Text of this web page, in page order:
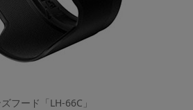
フード「LH-66C」